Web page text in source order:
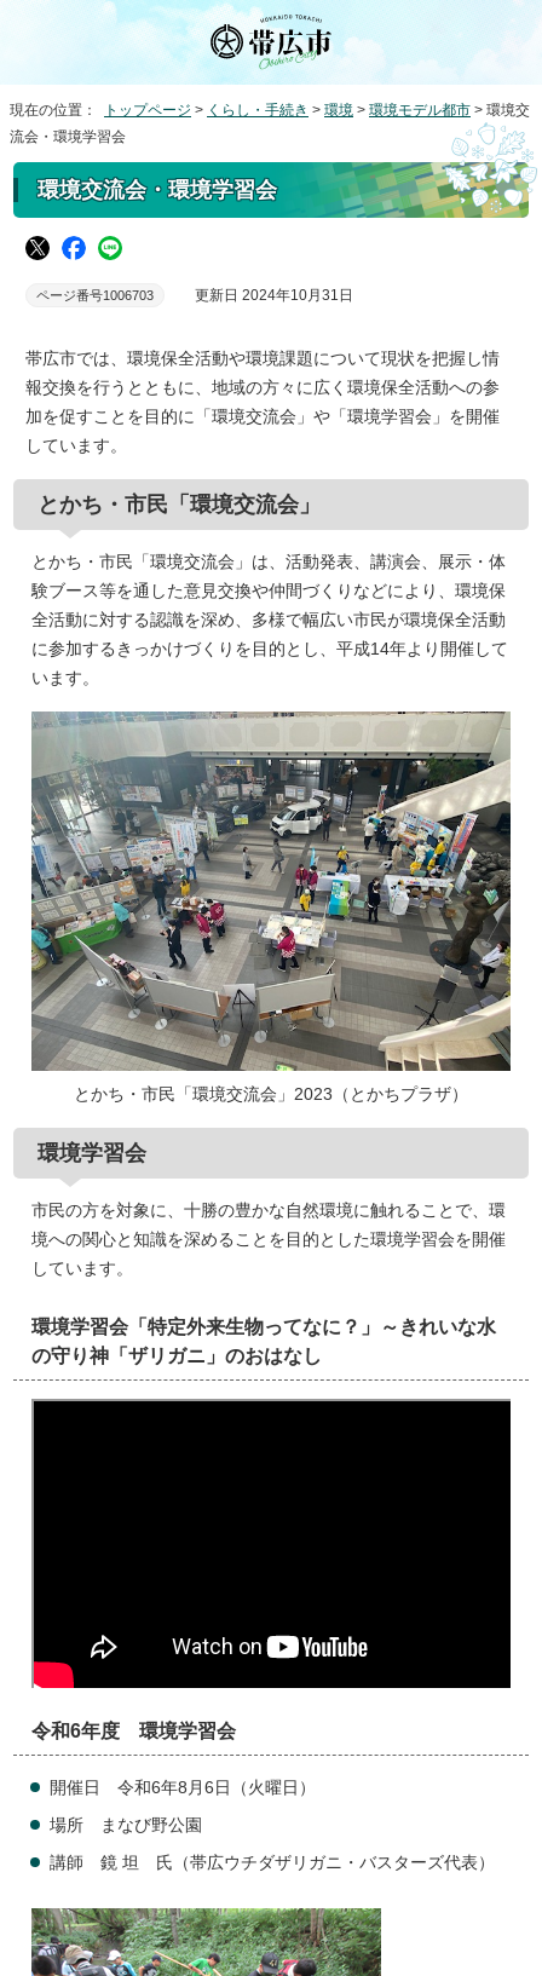
現在の位置： トップページ > くらし・手続き > 環境 > 環境モデル都市 > 環境交
流会・環境学習会
環境交流会・環境学習会
ページ番号1006703 更新日 2024年10月31日
帯広市では、環境保全活動や環境課題について現状を把握し情
報交換を行うとともに、地域の方々に広く環境保全活動への参
加を促すことを目的に「環境交流会」や「環境学習会」を開催
しています。
とかち・市民「環境交流会」
とかち・市民「環境交流会」は、活動発表、講演会、展示・体
験ブース等を通した意見交換や仲間づくりなどにより、環境保
全活動に対する認識を深め、多様で幅広い市民が環境保全活動
に参加するきっかけづくりを目的とし、平成14年より開催して
います。
とかち・市民「環境交流会」2023（とかちプラザ）
環境学習会
市民の方を対象に、十勝の豊かな自然環境に触れることで、環
境への関心と知識を深めることを目的とした環境学習会を開催
しています。
環境学習会「特定外来生物ってなに？」～きれいな水
の守り神「ザリガニ」のおはなし
令和6年度 環境学習会
開催日 令和6年8月6日（火曜日）
場所 まなび野公園
講師 鏡 坦 氏（帯広ウチダザリガニ・バスターズ代表）